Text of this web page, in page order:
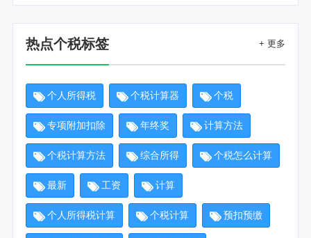
热点个税标签 + 更多
个人所得税 个税计算器 个税
专项附加扣除 年终奖 计算方法
个税计算方法 综合所得 个税怎么计算
最新 工资 计算
个人所得税计算 个税计算 预扣预缴